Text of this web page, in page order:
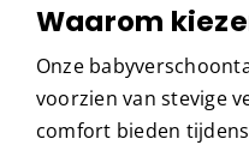
Waarom
Onze
voorzien van stevige
comfort bieden